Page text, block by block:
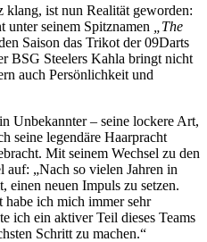
klang, ist nun Realität geworden:
unter seinem Spitznamen
„The
Saison das Trikot der 09Darts
BSG Steelers Kahla bringt nicht
auch Persönlichkeit und
Unbekannter – seine lockere Art,
seine legendäre Haarpracht
Mit seinem Wechsel zu den
auf: „Nach so vielen Jahren in
einen neuen Impuls zu setzen.
ich mich immer sehr
ich ein aktiver Teil dieses Teams
Schritt zu machen.“